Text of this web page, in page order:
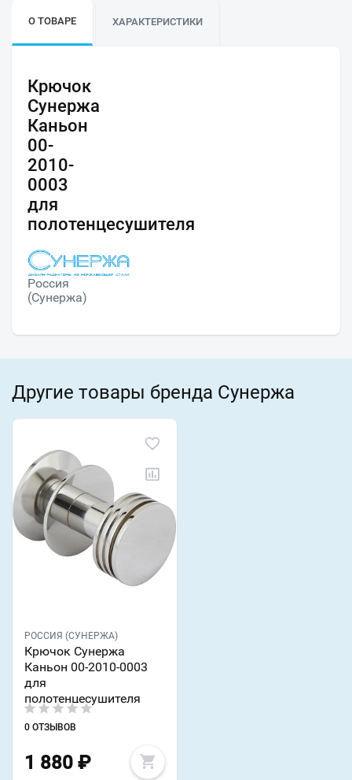
О ТОВАРЕ ХАРАКТЕРИСТИКИ
Крючок
Сунержа
Каньон
00-
2010-
0003
для
полотенцесушителя
Россия
(Сунержа)
Другие товары бренда Сунержа
РОССИЯ (СУНЕРЖА)
Крючок Сунержа
Каньон 00-2010-0003
для
полотенцесушителя
0 ОТЗЫВОВ
1 880 ₽